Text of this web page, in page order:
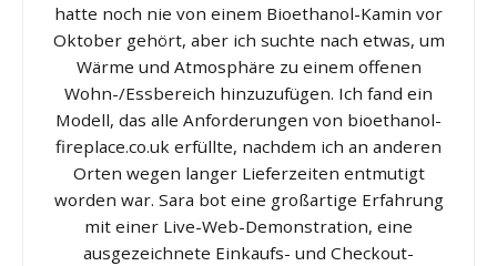
hatte noch nie von einem Bioethanol-Kamin vor
Oktober gehört, aber ich suchte nach etwas, um
Wärme und Atmosphäre zu einem offenen
Wohn-/Essbereich hinzuzufügen. Ich fand ein
Modell, das alle Anforderungen von bioethanol-
fireplace.co.uk erfüllte, nachdem ich an anderen
Orten wegen langer Lieferzeiten entmutigt
worden war. Sara bot eine großartige Erfahrung
mit einer Live-Web-Demonstration, eine
ausgezeichnete Einkaufs- und Checkout-